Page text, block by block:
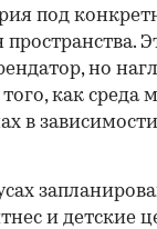
под
пространства.
но
как среда
в
и детские